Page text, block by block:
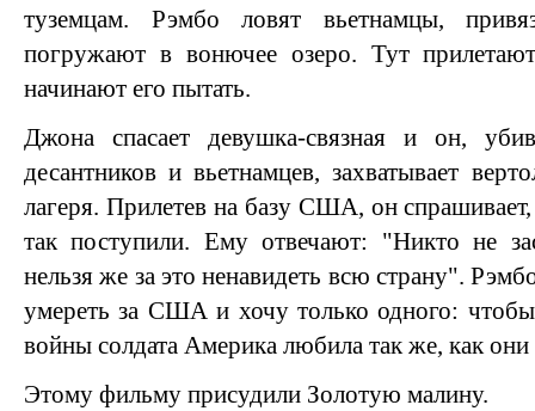
туземцам. Рэмбо ловят вьетнамцы,
погружают в вонючее озеро. Тут
начинают его пытать.
Джона спасает девушка-связная и он,
десантников и вьетнамцев, захватывает
лагеря. Прилетев на базу США, он
так поступили. Ему отвечают: "Никто не
нельзя же за это ненавидеть всю страну".
умереть за США и хочу только одного:
войны солдата Америка любила так же, как
Этому фильму присудили Золотую малину.